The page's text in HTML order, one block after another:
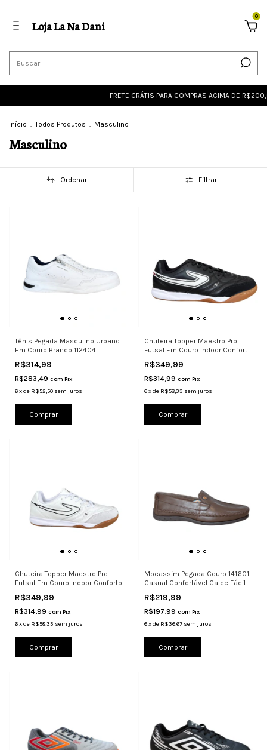
Loja La Na Dani
0
FRETE GRÁTIS PARA COMPRAS ACIMA DE R$200,00
Início . Todos Produtos . Masculino
Masculino
Ordenar Filtrar
Tênis Pegada Masculino Urbano
Em Couro Branco 112404
R$314,99
R$283,49 com Pix
6xde R$52,50 sem juros
Comprar
Chuteira Topper Maestro Pro
Futsal Em Couro Indoor Confort
R$349,99
R$314,99 com Pix
6 xde R$58,33 sem juros
Comprar
Chuteira Topper Maestro Pro
Futsal Em Couro Indoor Conforto
R$349,99
R$314,99 com Pix
6xde R$58,33 sem juros
Comprar
Mocassim Pegada Couro 141601
Casual Confortável Calce Fácil
R$219,99
R$197,99 com Pix
6 xde R$36,67 sem juros
Comprar